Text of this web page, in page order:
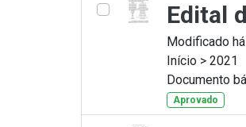
Edital
Modificado
Início > 2021
Documento
Aprovado